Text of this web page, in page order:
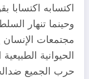
اكتسابه اكتسابا
وحينما تنهار
مجتمعات
الحيوانية
حرب الجميع